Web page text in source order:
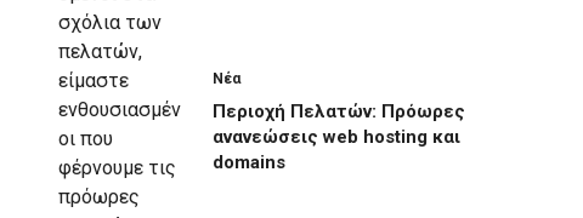
Νέα
Περιοχή Πελατών: Πρόωρες
ανανεώσεις web hosting και
domains